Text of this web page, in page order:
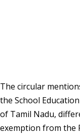
The circular
the School
of Tamil Nadu,
exemption from the